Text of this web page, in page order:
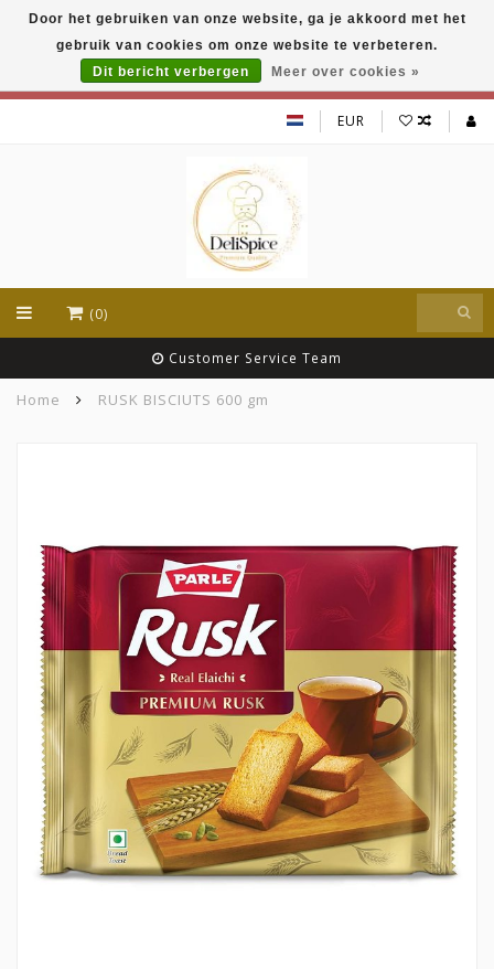
DeliSpice is your online Indian grocery shop with
exclusive brands like Daawat, Suhana, DeliSpice
and many more !!!
EUR
(0)
Customer Service Team
Home RUSK BISCIUTS 600 gm
Door het gebruiken van onze website, ga je akkoord met het
gebruik van cookies om onze website te verbeteren.
Dit bericht verbergen
Meer over cookies »